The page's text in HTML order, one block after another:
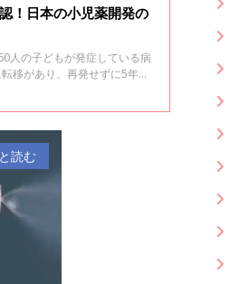
！日本の小児薬開発の
人の子どもが発症している病
移があり、再発せずに5年間
読む